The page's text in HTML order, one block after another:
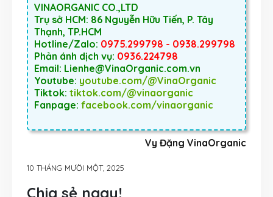
VINAORGANIC CO.,LTD
Trụ sở HCM: 86 Nguyễn Hữu Tiến, P. Tây
Thạnh, TP.HCM
Hotline/Zalo: 0975.299798 - 0938.299798
Phản ánh dịch vụ: 0936.224798
Email: Lienhe@VinaOrganic.com.vn
Youtube: youtube.com/@VinaOrganic
Tiktok: tiktok.com/@vinaorganic
Fanpage: facebook.com/vinaorganic
Vy Đặng VinaOrganic
10 THÁNG MƯỜI MỘT, 2025
Chia sẻ ngay!